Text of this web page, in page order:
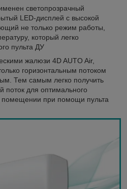
светопрозрачный
LED-дисплей с высокой
не только режим работы,
который легко
пульта ДУ
жалюзи 4D AUTO Air,
горизонтальным потоком
Тем самым легко получить
поток для оптимального
помещении при помощи пульта